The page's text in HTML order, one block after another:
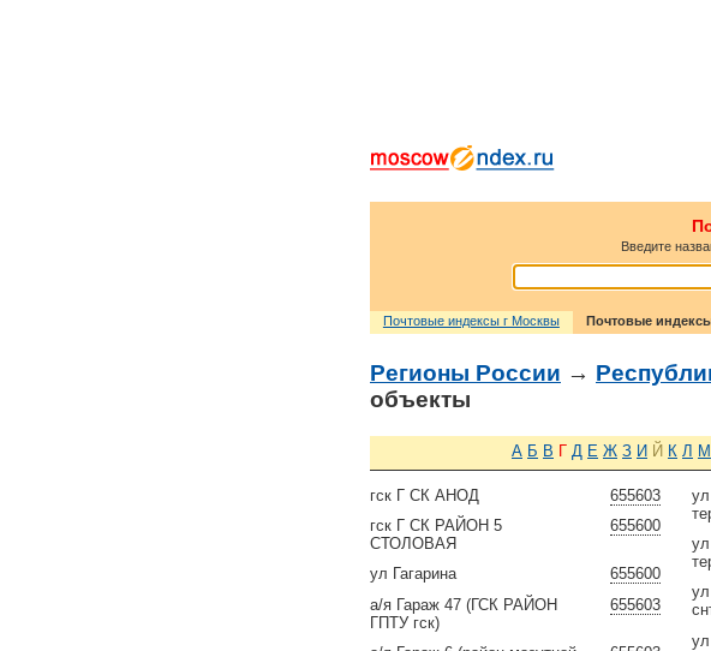
Введите
Почтовые индексы г Москвы Почтовые
Регионы России →
объекты
А Б В Г Д Е Ж З И Й К Л М
655603
гск Г СК АНОД
655600
гск Г СК РАЙОН 5
СТОЛОВАЯ
655600
ул Гагарина
655603
а/я Гараж 47 (ГСК РАЙОН
ГПТУ гск)